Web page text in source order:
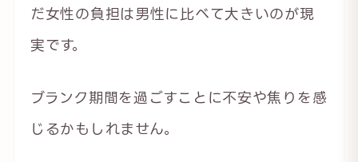
だ女性の負担は男性に比べて大きいのが現
実です。
ブランク期間を過ごすことに不安や焦りを感
じるかもしれません。